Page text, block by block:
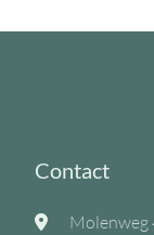
Contact
Molenweg